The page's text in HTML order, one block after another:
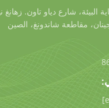
حماية البيئة، شارع دياو تاون.
مقاطعة شاندونغ، الصين